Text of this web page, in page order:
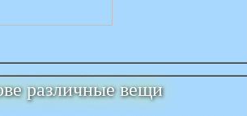
различные вещи